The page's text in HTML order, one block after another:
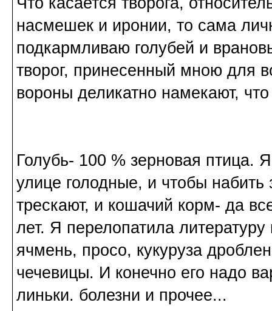
насмешек и иронии, то сама
подкармливаю голубей и
творог, принесенный мною для
вороны деликатно намекают,
Голубь- 100 % зерновая птица.
улице голодные, и чтобы
трескают, и кошачий корм- да
лет. Я перелопатила
ячмень, просо, кукуруза
чечевицы. И конечно его надо
линьки. болезни и прочее...